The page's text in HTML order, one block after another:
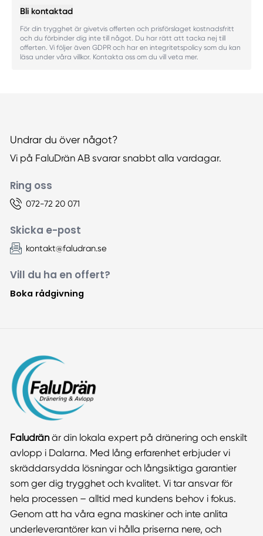
Bli kontaktad
För din trygghet är givetvis offerten och prisförslaget kostnadsfritt
och du förbinder dig inte till något. Du har rätt att tacka nej till
offerten. Vi följer även GDPR och har en integritetspolicy som du kan
läsa under våra villkor. Kontakta oss om du vill veta mer.
Undrar du över något?
Vi på FaluDrän AB svarar snabbt alla vardagar.
Ring oss
072-72 20 071
Skicka e-post
kontakt@faludran.se
Vill du ha en offert?
Boka rådgivning
Faludränär din lokala expert på dränering och enskilt
avlopp i Dalarna. Med lång erfarenhet erbjuder vi
skräddarsydda lösningar och långsiktiga garantier
som ger dig trygghet och kvalitet. Vi tar ansvar för
hela processen – alltid med kundens behov i fokus.
Genom att ha våra egna maskiner och inte anlita
underleverantörer kan vi hålla priserna nere, och